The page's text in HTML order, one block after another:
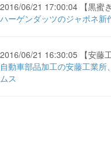
2016/06/21 17:00:04 【黒蜜
ハーゲンダッツのジャポネ
2016/06/21 16:30:05 【安藤工
自動車部品加工の安藤工業
ムス